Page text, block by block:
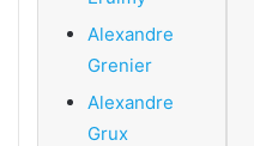
Alexandre
Grenier
Alexandre
Grux